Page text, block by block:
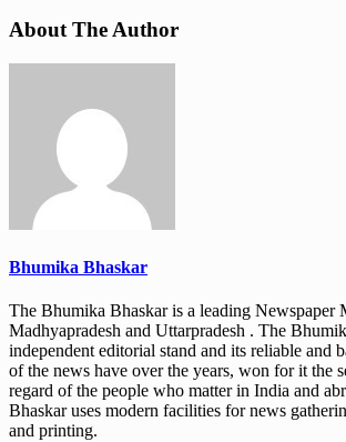
About The Author
Bhumika Bhaskar
The Bhumika Bhaskar is a leading Newspaper
Madhyapradesh and Uttarpradesh . The
independent editorial stand and its reliable and
of the news have over the years, won for it the
regard of the people who matter in India and
Bhaskar uses modern facilities for news
and printing.